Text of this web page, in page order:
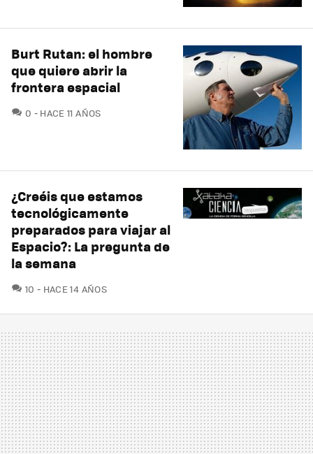
Burt Rutan: el hombre
que quiere abrir la
frontera espacial
0 COMENTARIOS
HACE 11 AÑOS
¿Creéis que estamos
tecnológicamente
preparados para viajar al
Espacio?: La pregunta de
la semana
10 COMENTARIOS
HACE 14 AÑOS